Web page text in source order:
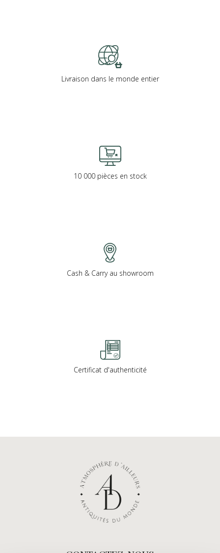
Livraison dans le monde entier
10 000 pièces en stock
Cash & Carry au showroom
Certificat d'authenticité